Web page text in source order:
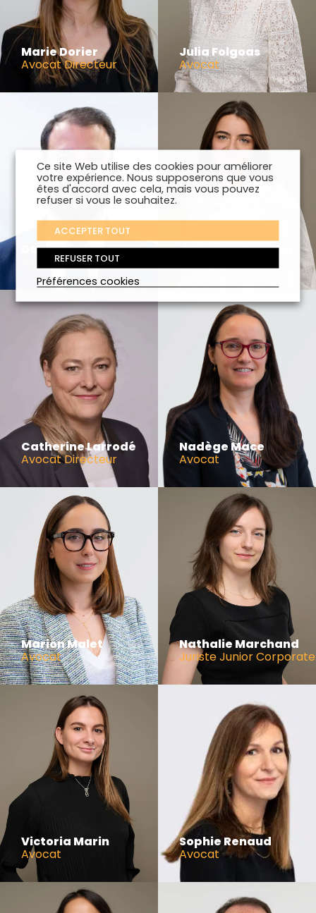
Marie Dorier
Avocat Directeur
Julia Folgoas
Avocat
David Garcia
Associé
Gabrielle Gélédan
Catherine Larrodé
Avocat Directeur
Nadège Mace
Avocat
Marion Malet
Avocat
Nathalie Marchand
Juriste Junior Corporate
Victoria Marin
Avocat
Sophie Renaud
Avocat
Ce site Web utilise des cookies pour améliorer
votre expérience. Nous supposerons que vous
êtes d'accord avec cela, mais vous pouvez
refuser si vous le souhaitez.
ACCEPTER TOUT
REFUSER TOUT
Préférences cookies